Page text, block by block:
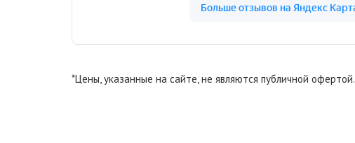
*Цены, указанные на сайте, не являются публичной офертой.